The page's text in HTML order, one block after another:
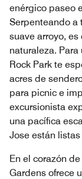
enérgico paseo
Serpenteando a
suave arroyo,
naturaleza.
Rock Park te
acres de
para picnic e
excursionista
una pacífica
Jose están
En el corazón
Gardens ofrece